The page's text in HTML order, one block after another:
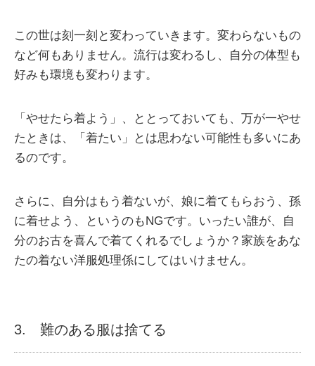
この世は刻一刻と変わっていきます。変わらないもの
など何もありません。流行は変わるし、自分の体型も
好みも環境も変わります。
「やせたら着よう」、ととっておいても、万が一やせ
たときは、「着たい」とは思わない可能性も多いにあ
るのです。
さらに、自分はもう着ないが、娘に着てもらおう、孫
に着せよう、というのもNGです。いったい誰が、自
分のお古を喜んで着てくれるでしょうか？家族をあな
たの着ない洋服処理係にしてはいけません。
3. 難のある服は捨てる